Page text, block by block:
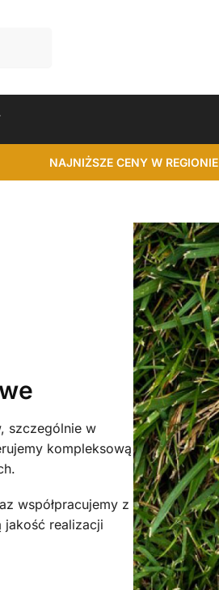
NAJNIŻSZE CENY W REGIONIE
szczególnie w
kompleksową
współpracujemy z
jakość realizacji